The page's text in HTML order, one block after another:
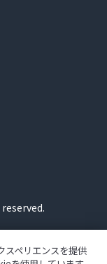
スペリエンスを提供